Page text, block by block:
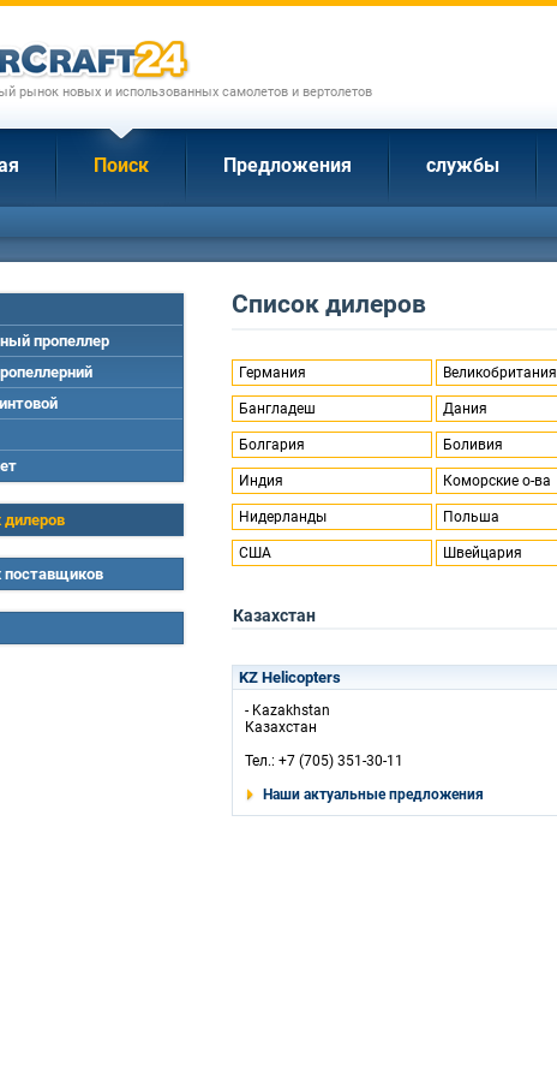
рынок новых и использованных самолетов и вертолетов
Поиск Предложения службы
пропеллер
дилеров
поставщиков
Список дилеров
Германия Великобритания
Бангладеш Дания
Болгария Боливия
Индия Коморские о-ва
Нидерланды Польша
США Швейцария
Казахстан
KZ Helicopters
- Kazakhstan
Казахстан
Тел.: +7 (705) 351-30-11
Наши актуальные предложения